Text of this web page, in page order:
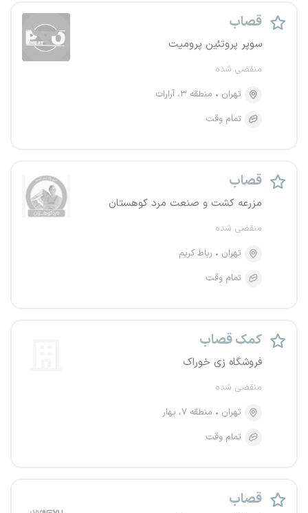
قصاب
سوپر پروتئین پرومیت
منقضی شده
تهران
منطقه ۳، آرارات
تمام وقت
قصاب
مزرعه کشت و صنعت مرد کوهستان
منقضی شده
تهران
رباط کریم
تمام وقت
کمک قصاب
فروشگاه زی خوراک
منقضی شده
تهران
منطقه ۷، بهار
تمام وقت
قصاب